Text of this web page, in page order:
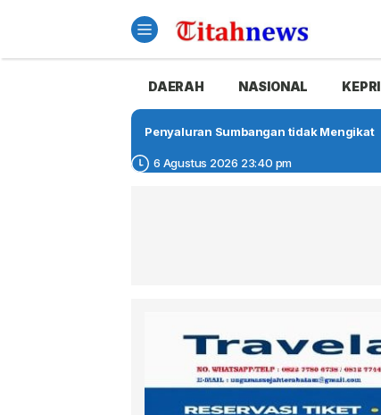
DAERAH NASIONAL KEPRI
Penyaluran Sumbangan tidak Mengikat
6 Agustus 2026 23:40 pm